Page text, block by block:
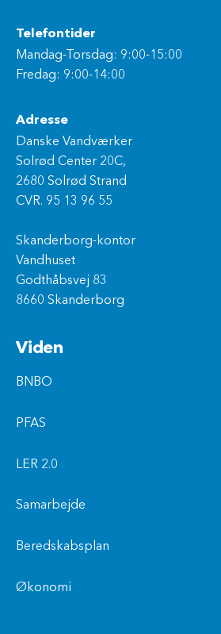
Telefontider
Mandag-Torsdag: 9:00-15:00
Fredag: 9:00-14:00
Adresse
Danske Vandværker
Solrød Center 20C,
2680 Solrød Strand
CVR. 95 13 96 55
Skanderborg-kontor
Vandhuset
Godthåbsvej 83
8660 Skanderborg
Viden
BNBO
PFAS
LER 2.0
Samarbejde
Beredskabsplan
Økonomi